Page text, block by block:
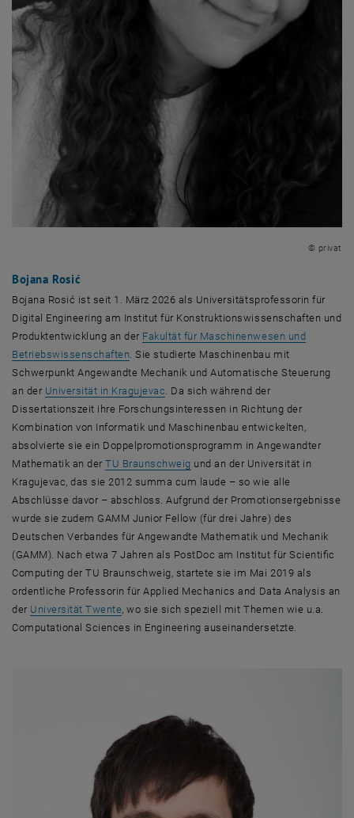
© privat
Bojana Rosić
Bojana Rosić ist seit 1. März 2026 als Universitätsprofessorin für
Digital Engineering am Institut für Konstruktionswissenschaften und
Produktentwicklung an der Fakultät für Maschinenwesen und
Betriebswissenschaften . Sie studierte Maschinenbau mit
Schwerpunkt Angewandte Mechanik und Automatische Steuerung
an der Universität in Kragujevac , öffnet eine externe URL in einem
. Da sich während der
Dissertationszeit ihre Forschungsinteressen in Richtung der
Kombination von Informatik und Maschinenbau entwickelten,
absolvierte sie ein Doppelpromotionsprogramm in Angewandter
Mathematik an derTU Braunschweig, öffnet eine externe URL in
und an der Universität in
Kragujevac, das sie 2012 summa cum laude – so wie alle
Abschlüsse davor – abschloss. Aufgrund der Promotionsergebnisse
wurde sie zudem GAMM Junior Fellow (für drei Jahre) des
Deutschen Verbandes für Angewandte Mathematik und Mechanik
(GAMM). Nach etwa 7 Jahren als PostDoc am Institut für Scientific
Computing der TU Braunschweig, startete sie im Mai 2019 als
ordentliche Professorin fürApplied Mechanics and Data Analysis an
der Universität Twente, öffnet eine externe URL in einem neuen
, wo sie sich speziell mit Themen wie u.a.
Computational Sciences in Engineering auseinandersetzte.